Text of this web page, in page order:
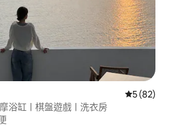
從 82 則評
5 (82)
浴缸ㅣ棋盤遊戲ㅣ洗衣房